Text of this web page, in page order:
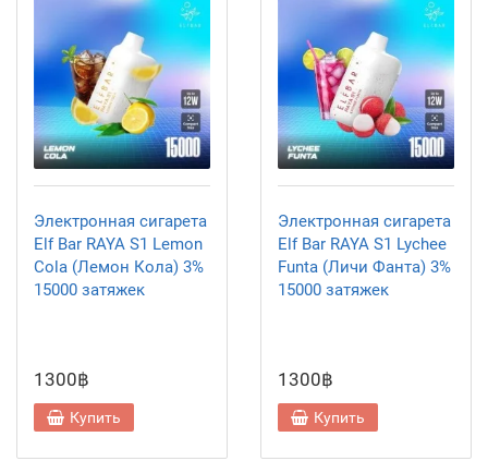
Электронная сигарета
Elf Bar RAYA S1 Lemon
Cola (Лемон Кола) 3%
15000 затяжек
1300฿
Купить
Электронная сигарета
Elf Bar RAYA S1 Lychee
Funta (Личи Фанта) 3%
15000 затяжек
1300฿
Купить